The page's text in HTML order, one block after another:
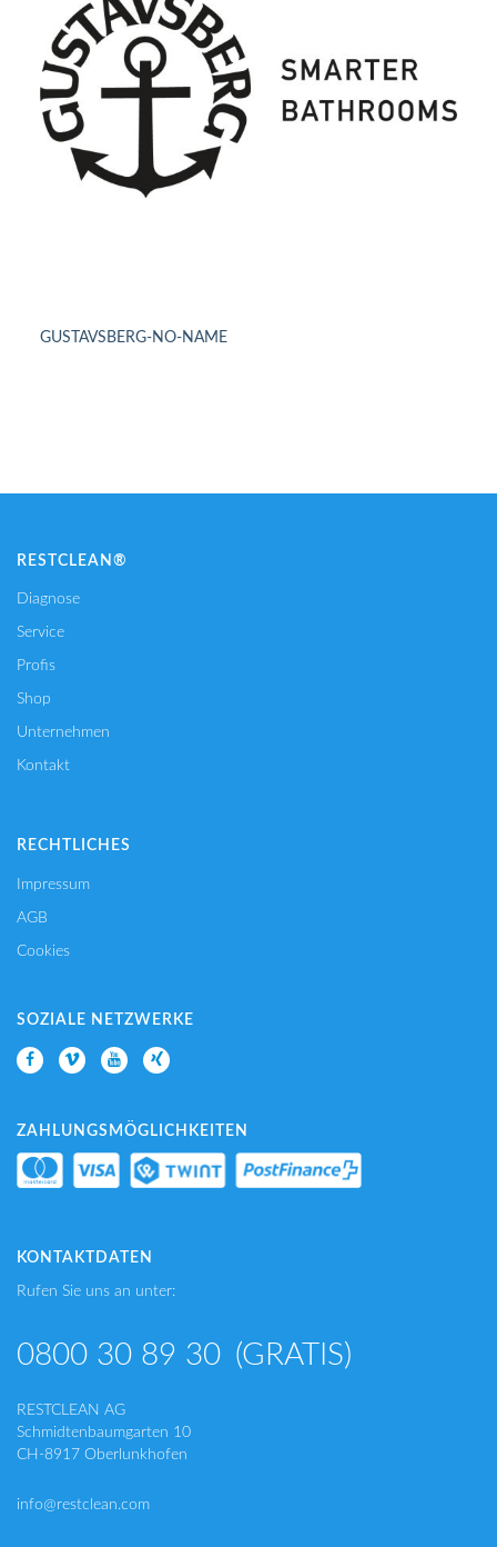
GUSTAVSBERG-NO-NAME
RESTCLEAN®
Diagnose
Service
Profis
Shop
Unternehmen
Kontakt
RECHTLICHES
Impressum
AGB
Cookies
SOZIALE NETZWERKE
ZAHLUNGSMÖGLICHKEITEN
KONTAKTDATEN
Rufen Sie uns an unter:
0800 30 89 30 (GRATIS)
RESTCLEAN AG
Schmidtenbaumgarten 10
CH-8917 Oberlunkhofen
info@restclean.com